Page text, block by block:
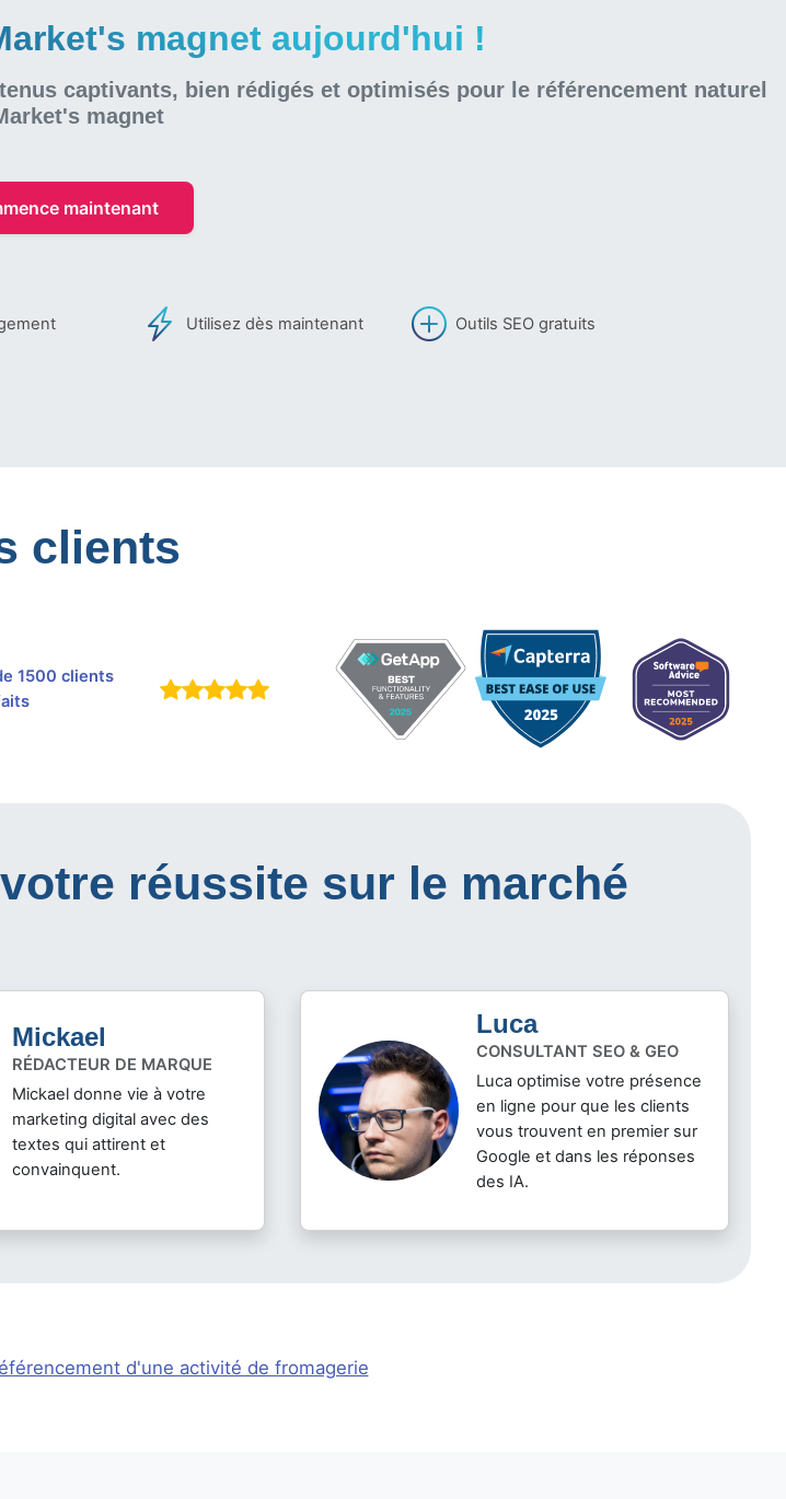
magnet aujourd'hui !
captivants, bien rédigés et optimisés pour le référencement naturel
magnet
maintenant
Utilisez dès maintenant Outils SEO gratuits
clients
1500 clients
réussite sur le marché
Mickael
RÉDACTEUR DE MARQUE
Mickael donne vie à votre
marketing digital avec des
textes qui attirent et
convainquent.
Luca
CONSULTANT SEO & GEO
Luca optimise votre présence
en ligne pour que les clients
vous trouvent en premier sur
Google et dans les réponses
des IA.
d'une activité de fromagerie